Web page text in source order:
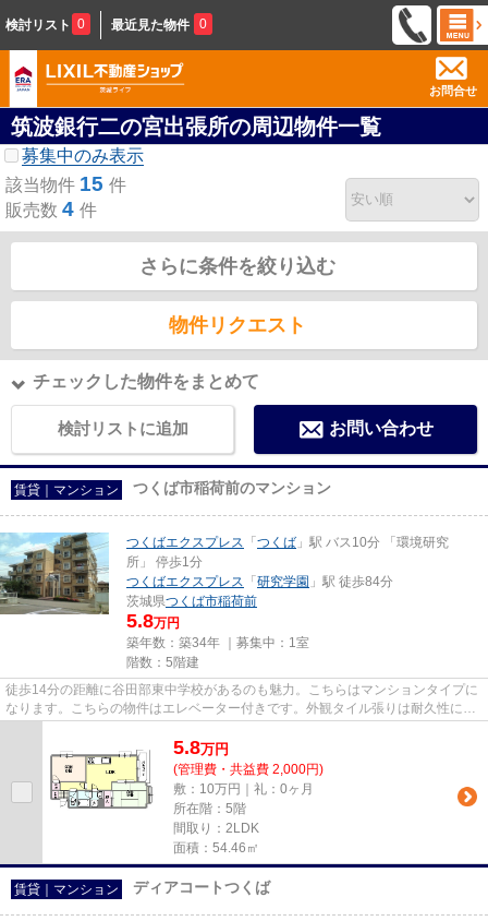
検討リスト 0 最近見た物件 0
お問合せ
筑波銀行二の宮出張所の周辺物件一覧
募集中のみ表示
該当物件 15 件
販売数 4 件
さらに条件を絞り込む
物件リクエスト
チェックした物件をまとめて
検討リストに追加 お問い合わせ
賃貸｜マンション つくば市稲荷前のマンション
つくばエクスプレス 「 つくば 」駅 バス10分 「環境研究
所」 停歩1分
つくばエクスプレス 「 研究学園 」駅 徒歩84分
茨城県つくば市稲荷前
5.8万円
築年数：築34年 ｜募集中： 1室
階数：5階建
徒歩14分の距離に谷田部東中学校があるのも魅力。こちらはマンションタイプに
なります。こちらの物件はエレベーター付きです。外観タイル張りは耐久性に優
5.8万円
(管理費・共益費 2,000円)
敷：10万円｜礼：0ヶ月
所在階：5階
間取り：2LDK
面積：54.46㎡
賃貸｜マンション ディアコートつくば